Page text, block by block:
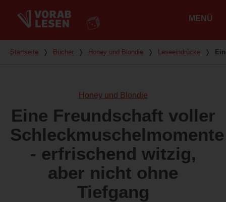
MENÜ
Du bist hier
Startseite ❭ Bücher ❭ Honey und Blondie ❭ Leseeindrücke ❭
Honey und Blondie
Eine Freundschaft voller
Schleckmuschelmomente
- erfrischend witzig,
aber nicht ohne
Tiefgang